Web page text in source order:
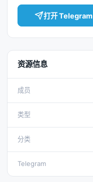
打开 Telegram
资源信息
成员
类型
分类
Telegram